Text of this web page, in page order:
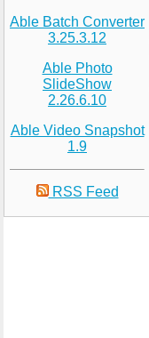
Able Batch Converter
3.25.3.12
Able Photo
SlideShow
2.26.6.10
Able Video Snapshot
1.9
RSS Feed